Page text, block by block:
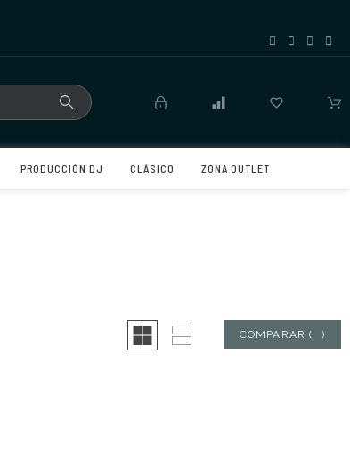
PRODUCCIÓN DJ CLÁSICO ZONA OUTLET
COMPARAR ( )